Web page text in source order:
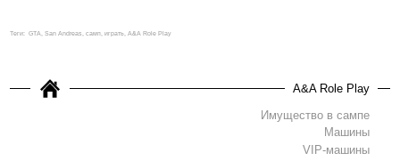
Теги: GTA, San Andreas, самп, играть, A&A Role Play
A&A Role Play
Имущество в сампе
Машины
VIP-машины